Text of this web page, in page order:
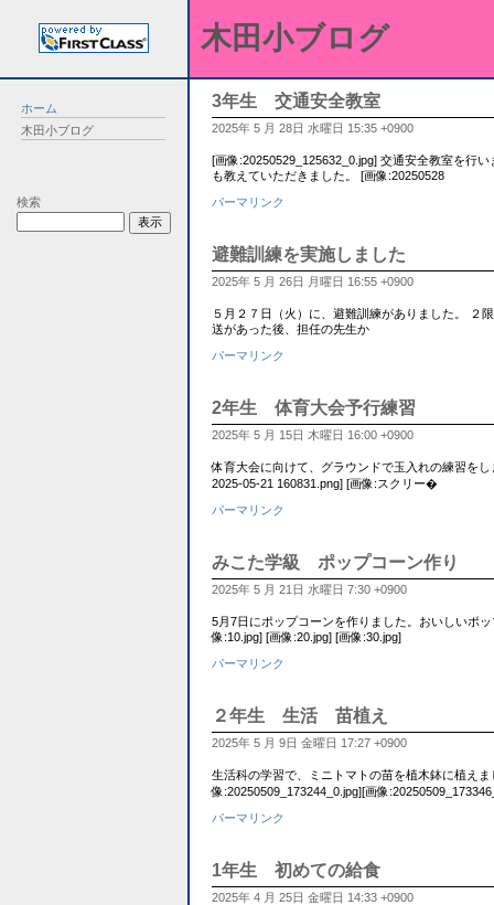
ホーム
木田小ブログ
検索
木田小ブログ
3年生 交通安全教室
2025年 5 月 28日 水曜日 15:35 +0900
[画像:20250529_125632_0.jpg] 交通安全教室を行
も教えていただきました。 [画像:20250528
パーマリンク
避難訓練を実施しました
2025年 5 月 26日 月曜日 16:55 +0900
５月２７日（火）に、避難訓練がありました。 ２
送があった後、担任の先生か
パーマリンク
2年生 体育大会予行練習
2025年 5 月 15日 木曜日 16:00 +0900
体育大会に向けて、グラウンドで玉入れの練習を
2025-05-21 160831.png] [画像:スクリー�
パーマリンク
みこた学級 ポップコーン作り
2025年 5 月 21日 水曜日 7:30 +0900
5月7日にポップコーンを作りました。おいしいポ
像:10.jpg] [画像:20.jpg] [画像:30.jpg]
パーマリンク
２年生 生活 苗植え
2025年 5 月 9日 金曜日 17:27 +0900
生活科の学習で、ミニトマトの苗を植木鉢に植え
像:20250509_173244_0.jpg][画像
パーマリンク
1年生 初めての給食
2025年 4 月 25日 金曜日 14:33 +0900